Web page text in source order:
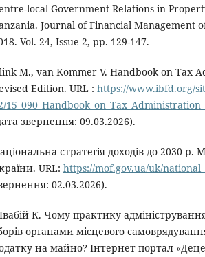
local Government Relations in
Journal of Financial Management
Vol. 24, Issue 2, pp. 129-147.
M., van Kommer V. Handbook on Tax
Edition. URL : https://www.ibfd.org/
звернення: 09.03.2026).
стратегія доходів до 2030 р.
URL: https://mof.gov.ua/uk/
02.03.2026).
К. Чому практику
органами місцевого
на майно? Інтернет портал